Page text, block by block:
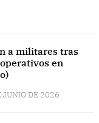
a militares tras
en
JUNIO DE 2026